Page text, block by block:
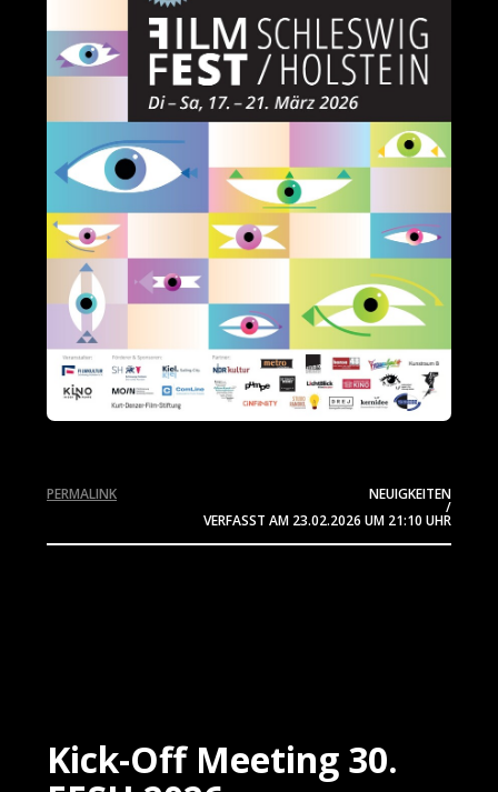
NEUIGKEITEN
/
VERFASST AM 23.02.2026 UM 21:10 UHR
PERMALINK
Kick-Off Meeting 30.